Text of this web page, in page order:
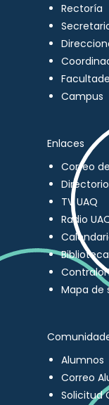
Rectoría
Campus
Enlaces
Correo
Directorio
TV UAQ
Radio
Mapa de
Alumnos
Correo
Solicitud